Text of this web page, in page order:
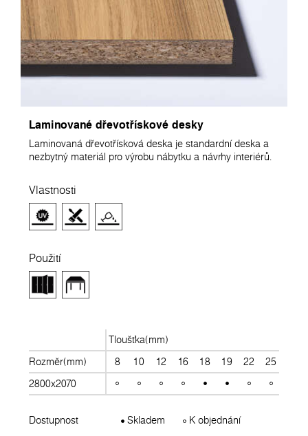
Laminované dřevotřískové desky
Laminovaná dřevotřísková deska je standardní deska a
nezbytný materiál pro výrobu nábytku a návrhy interiérů.
Vlastnosti
Použití
Tloušťka(mm)
Rozměr(mm)
8 10 12 16 18 19 22 25
2800x2070
Dostupnost Skladem K objednání